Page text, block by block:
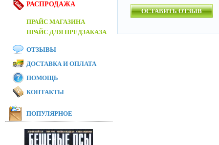
ОСТАВИТЬ ОТЗЫВ
РАСПРОДАЖА
ПРАЙС МАГАЗИНА
ПРАЙС ДЛЯ ПРЕДЗАКАЗА
ОТЗЫВЫ
ДОСТАВКА И ОПЛАТА
ПОМОЩЬ
КОНТАКТЫ
ПОПУЛЯРНОЕ